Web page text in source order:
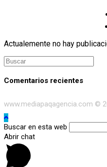
Actualemente no hay
Comentarios recientes
www.mediapaqagencia.com ©
Buscar en esta web
Abrir chat